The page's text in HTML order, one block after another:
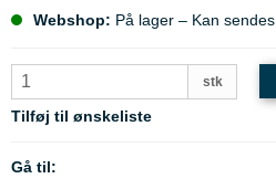
Webshop: På lager – Kan
stk
Tilføj til ønskeliste
Gå til: